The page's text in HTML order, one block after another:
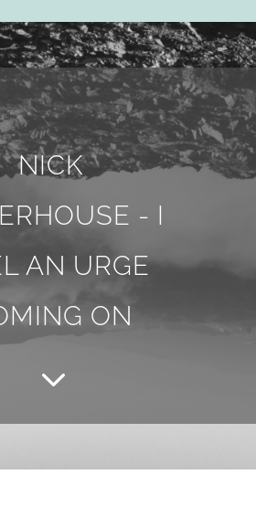
NICK
- I
AN URGE
ON
3